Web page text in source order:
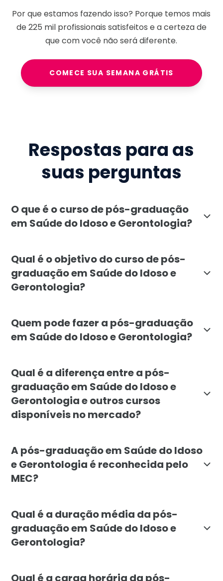
Por que estamos fazendo isso? Porque temos mais
de225 milprofissionais satisfeitos e a certeza de
que com você não será diferente.
COMECE SUA SEMANA GRÁTIS
Respostas para as
suas perguntas
O que é o curso de pós-graduação
em Saúde do Idoso e Gerontologia?
Qual é o objetivo do curso de pós-
graduação em Saúde do Idoso e
Gerontologia?
Quem pode fazer a pós-graduação
em Saúde do Idoso e Gerontologia?
Qual é a diferença entre a pós-
graduação em Saúde do Idoso e
Gerontologia e outros cursos
disponíveis no mercado?
A pós-graduação em Saúde do Idoso
e Gerontologia é reconhecida pelo
MEC?
Qual é a duração média da pós-
graduação em Saúde do Idoso e
Gerontologia?
Qual é a carga horária da pós-